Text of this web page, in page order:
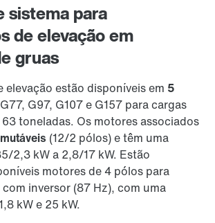
sistema para
de elevação em
gruas
elevação estão disponíveis em 5
G97, G107 e G157 para cargas
toneladas. Os motores associados
(12/2 pólos) e têm uma
2,3 kW a 2,8/17 kW. Estão
motores de 4 pólos para
inversor (87 Hz), com uma
kW e 25 kW.